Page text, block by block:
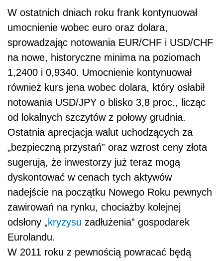
W ostatnich dniach roku frank kontynuował
umocnienie wobec euro oraz dolara,
sprowadzając notowania EUR/CHF i USD/CHF
na nowe, historyczne minima na poziomach
1,2400 i 0,9340. Umocnienie kontynuował
również kurs jena wobec dolara, który osłabił
notowania USD/JPY o blisko 3,8 proc., licząc
od lokalnych szczytów z połowy grudnia.
Ostatnia aprecjacja walut uchodzących za
„bezpieczną przystań” oraz wzrost ceny złota
sugerują, że inwestorzy już teraz mogą
dyskontować w cenach tych aktywów
nadejście na początku Nowego Roku pewnych
zawirowań na rynku, chociażby kolejnej
odsłony „kryzysu zadłużenia” gospodarek
Eurolandu.
W 2011 roku z pewnością powracać będą